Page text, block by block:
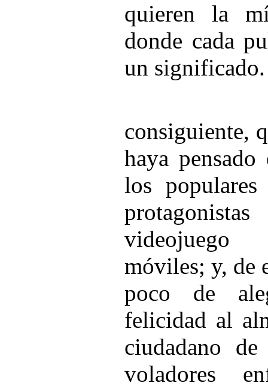
quieren la
donde cada
un significado.
consiguiente,
haya
los populares
videojuego
móviles; y, de
poco de
felicidad al
ciudadano
voladores